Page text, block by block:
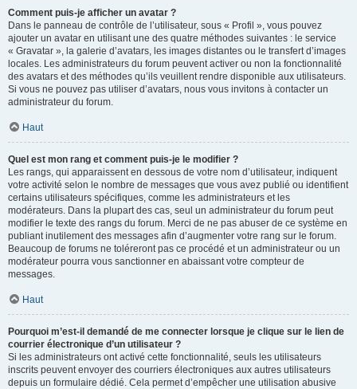
Comment puis-je afficher un avatar ?
Dans le panneau de contrôle de l’utilisateur, sous « Profil », vous pouvez
ajouter un avatar en utilisant une des quatre méthodes suivantes : le service
« Gravatar », la galerie d’avatars, les images distantes ou le transfert d’images
locales. Les administrateurs du forum peuvent activer ou non la fonctionnalité
des avatars et des méthodes qu’ils veuillent rendre disponible aux utilisateurs.
Si vous ne pouvez pas utiliser d’avatars, nous vous invitons à contacter un
administrateur du forum.
Haut
Quel est mon rang et comment puis-je le modifier ?
Les rangs, qui apparaissent en dessous de votre nom d’utilisateur, indiquent
votre activité selon le nombre de messages que vous avez publié ou identifient
certains utilisateurs spécifiques, comme les administrateurs et les
modérateurs. Dans la plupart des cas, seul un administrateur du forum peut
modifier le texte des rangs du forum. Merci de ne pas abuser de ce système en
publiant inutilement des messages afin d’augmenter votre rang sur le forum.
Beaucoup de forums ne toléreront pas ce procédé et un administrateur ou un
modérateur pourra vous sanctionner en abaissant votre compteur de
messages.
Haut
Pourquoi m’est-il demandé de me connecter lorsque je clique sur le lien de
courrier électronique d’un utilisateur ?
Si les administrateurs ont activé cette fonctionnalité, seuls les utilisateurs
inscrits peuvent envoyer des courriers électroniques aux autres utilisateurs
depuis un formulaire dédié. Cela permet d’empêcher une utilisation abusive